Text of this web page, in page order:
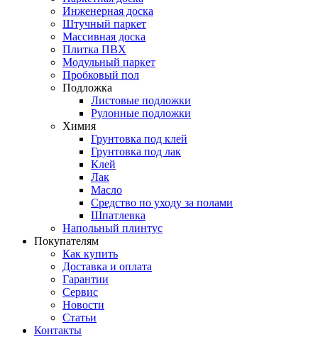
Инженерная доска
Штучный паркет
Массивная доска
Плитка ПВХ
Модульный паркет
Пробковый пол
Подложка
Листовые подложки
Рулонные подложки
Химия
Грунтовка под клей
Грунтовка под лак
Клей
Лак
Масло
Средство по уходу за полами
Шпатлевка
Напольный плинтус
Покупателям
Как купить
Доставка и оплата
Гарантии
Сервис
Новости
Статьи
Контакты